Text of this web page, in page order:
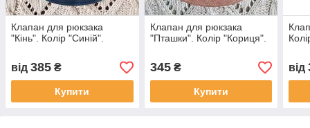
Клапан для рюкзака
"Кiнь". Колір "Синій".
від 385 ₴
Купити
Клапан для рюкзака
"Пташки". Колір "Кориця".
345₴
Купити
від